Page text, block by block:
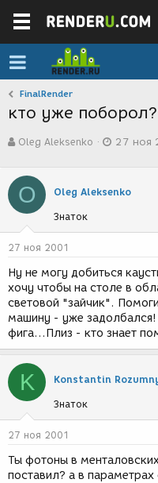
FinalRender
кто уже поборол?
в
о
р
т
е
м
ы
Oleg Aleksenko
а
с
д
и
я
27 ноя
O Oleg Aleksenko
Знаток
27 ноя 2001
Ну не могу добиться
хочу чтобы на столе в
световой "зайчик".
машину - уже
фига...Плиз - кто знает
K Konstantin
Знаток
27 ноя 2001
Ты фотоны в
поставил? а в